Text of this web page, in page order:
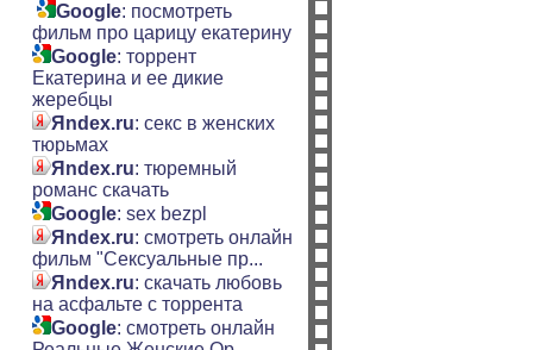
Google: посмотреть
фильм про царицу екатерину
Google: торрент
Екатерина и ее дикие
жеребцы
Яndex.ru: секс в женских
тюрьмах
Яndex.ru: тюремный
романс скачать
Google: sex bezpl
Яndex.ru: смотреть онлайн
фильм "Сексуальные пр...
Яndex.ru: скачать любовь
на асфальте с торрента
Google: смотреть онлайн